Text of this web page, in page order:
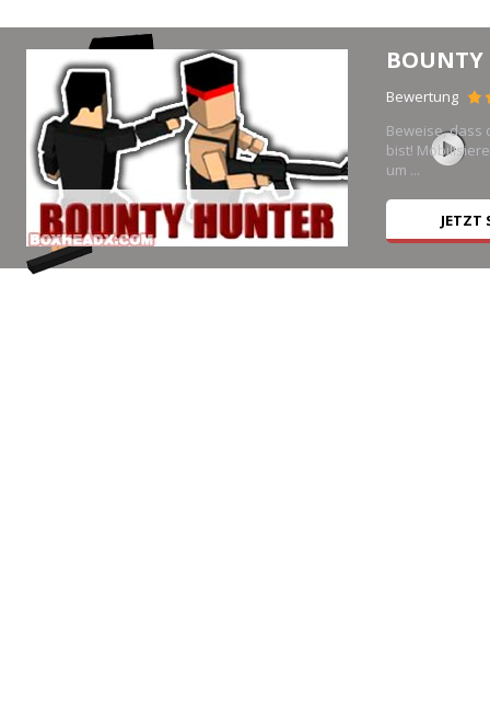
Bewertung
Beweise, dass
bist!
um ...
JETZT